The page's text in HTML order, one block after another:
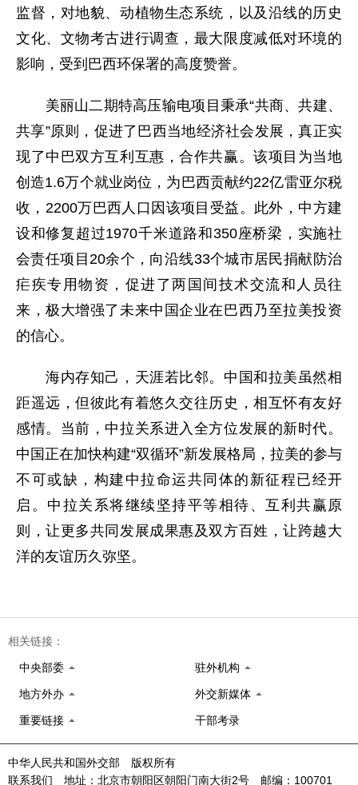
监督，对地貌、动植物生态系统，以及沿线的历史
文化、文物考古进行调查，最大限度减低对环境的
影响，受到巴西环保署的高度赞誉。
美丽山二期特高压输电项目秉承“共商、共建、
共享”原则，促进了巴西当地经济社会发展，真正实
现了中巴双方互利互惠，合作共赢。该项目为当地
创造1.6万个就业岗位，为巴西贡献约22亿雷亚尔税
收，2200万巴西人口因该项目受益。此外，中方建
设和修复超过1970千米道路和350座桥梁，实施社
会责任项目20余个，向沿线33个城市居民捐献防治
疟疾专用物资，促进了两国间技术交流和人员往
来，极大增强了未来中国企业在巴西乃至拉美投资
的信心。
海内存知己，天涯若比邻。中国和拉美虽然相
距遥远，但彼此有着悠久交往历史，相互怀有友好
感情。当前，中拉关系进入全方位发展的新时代。
中国正在加快构建“双循环”新发展格局，拉美的参与
不可或缺，构建中拉命运共同体的新征程已经开
启。中拉关系将继续坚持平等相待、互利共赢原
则，让更多共同发展成果惠及双方百姓，让跨越大
洋的友谊历久弥坚。
相关链接：
中央部委 驻外机构
地方外办 外交新媒体
重要链接 干部考录
中华人民共和国外交部 版权所有
联系我们 地址：北京市朝阳区朝阳门南大街2号 邮编：100701